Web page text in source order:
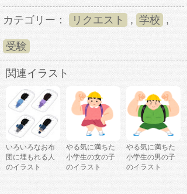
カテゴリー： リクエスト , 学校 ,
受験
関連イラスト
いろいろなお布
団に埋もれる人
のイラスト
やる気に満ちた
小学生の女の子
のイラスト
やる気に満ちた
小学生の男の子
のイラスト